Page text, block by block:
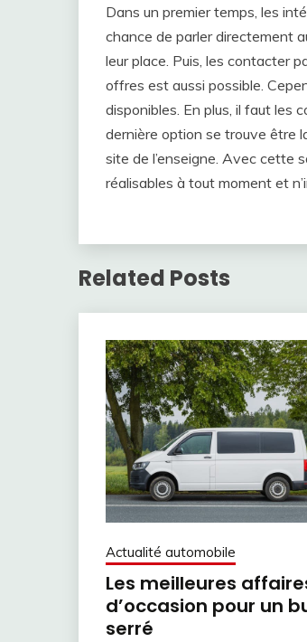
Dans un premier temps, les
chance de parler directement
leur place. Puis, les contacter
offres est aussi possible.
disponibles. En plus, il faut les
dernière option se trouve être
site de l’enseigne. Avec cette
réalisables à tout moment et
Related Posts
Actualité automobile
Les meilleures
d’occasion pour un
serré